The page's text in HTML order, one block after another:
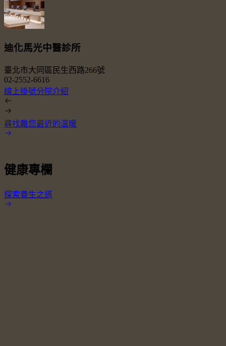
迪化馬光中醫診所
臺北市大同區民生西路266號
02-2552-6616
線上掛號分院介紹
尋找離您最近的溫暖
健康專欄
探索養生之道